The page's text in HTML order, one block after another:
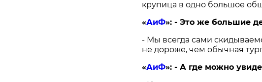
крупица в одно большое
«АиФ»: - Это же большие
- Мы всегда сами
не дороже, чем обычная
«АиФ»: - А где можно